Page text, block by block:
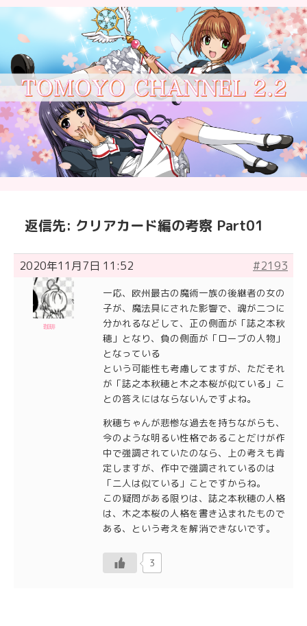
返信先: クリアカード編の考察 Part01
2020年11月7日 11:52 #2193
珈琲
一応、欧州最古の魔術一族の後継者の女の
子が、魔法具にされた影響で、魂が二つに
分かれるなどして、正の側面が「誌之本秋
穂」となり、負の側面が「ローブの人物」
となっている
という可能性も考慮してますが、ただそれ
が「誌之本秋穂と木之本桜が似ている」こ
との答えにはならないんですよね。
秋穂ちゃんが悲惨な過去を持ちながらも、
今のような明るい性格であることだけが作
中で強調されていたのなら、上の考えも肯
定しますが、作中で強調されているのは
「二人は似ている」ことですからね。
この疑問がある限りは、誌之本秋穂の人格
は、木之本桜の人格を書き込まれたもので
ある、という考えを解消できないです。
3